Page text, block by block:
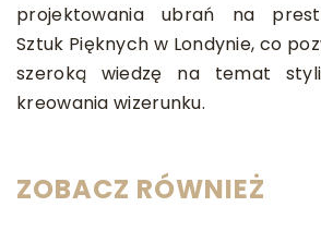
projektowania ubrań na
Sztuk Pięknych w Londynie, co
szeroką wiedzę na temat
kreowania wizerunku.
ZOBACZ RÓWNIEŻ